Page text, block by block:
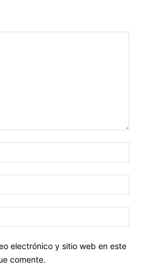
electrónico y sitio web en este
comente.